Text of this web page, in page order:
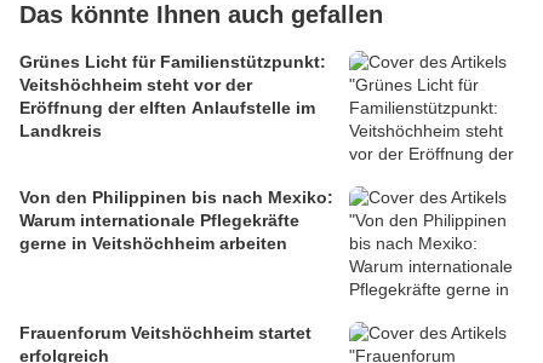
Das könnte Ihnen auch gefallen
Grünes Licht für Familienstützpunkt:
Veitshöchheim steht vor der
Eröffnung der elften Anlaufstelle im
Landkreis
Von den Philippinen bis nach Mexiko:
Warum internationale Pflegekräfte
gerne in Veitshöchheim arbeiten
Frauenforum Veitshöchheim startet
erfolgreich